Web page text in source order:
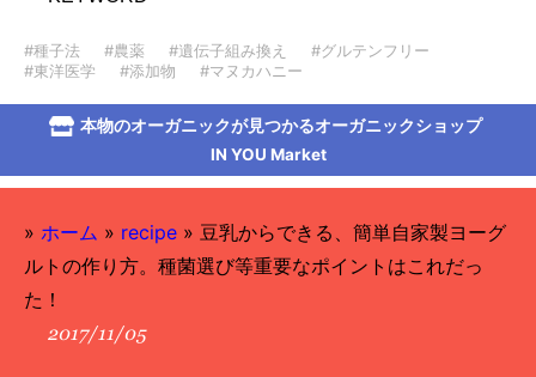
#種子法 #農薬 #遺伝子組み換え
#グルテンフリー
#東洋医学
#添加物 #マヌカハニー
本物のオーガニックが見つかるオーガニックショップ
IN YOU Market
» ホーム » recipe » 豆乳からできる、簡単自家製ヨーグ
ルトの作り方。種菌選び等重要なポイントはこれだっ
た！
2017/11/05